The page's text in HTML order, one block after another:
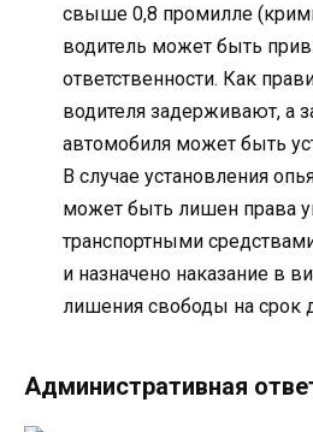
свыше 0,8 промилле
водитель может быть
ответственности. Как
водителя задерживают, а
автомобиля может быть
В случае установления
может быть лишен права
транспортными
и назначено наказание в
лишения свободы на срок
Административная